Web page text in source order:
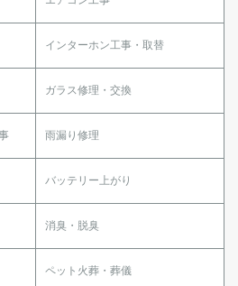
インターホン工事・取替
ガラス修理・交換
雨漏り修理
バッテリー上がり
消臭・脱臭
ペット火葬・葬儀